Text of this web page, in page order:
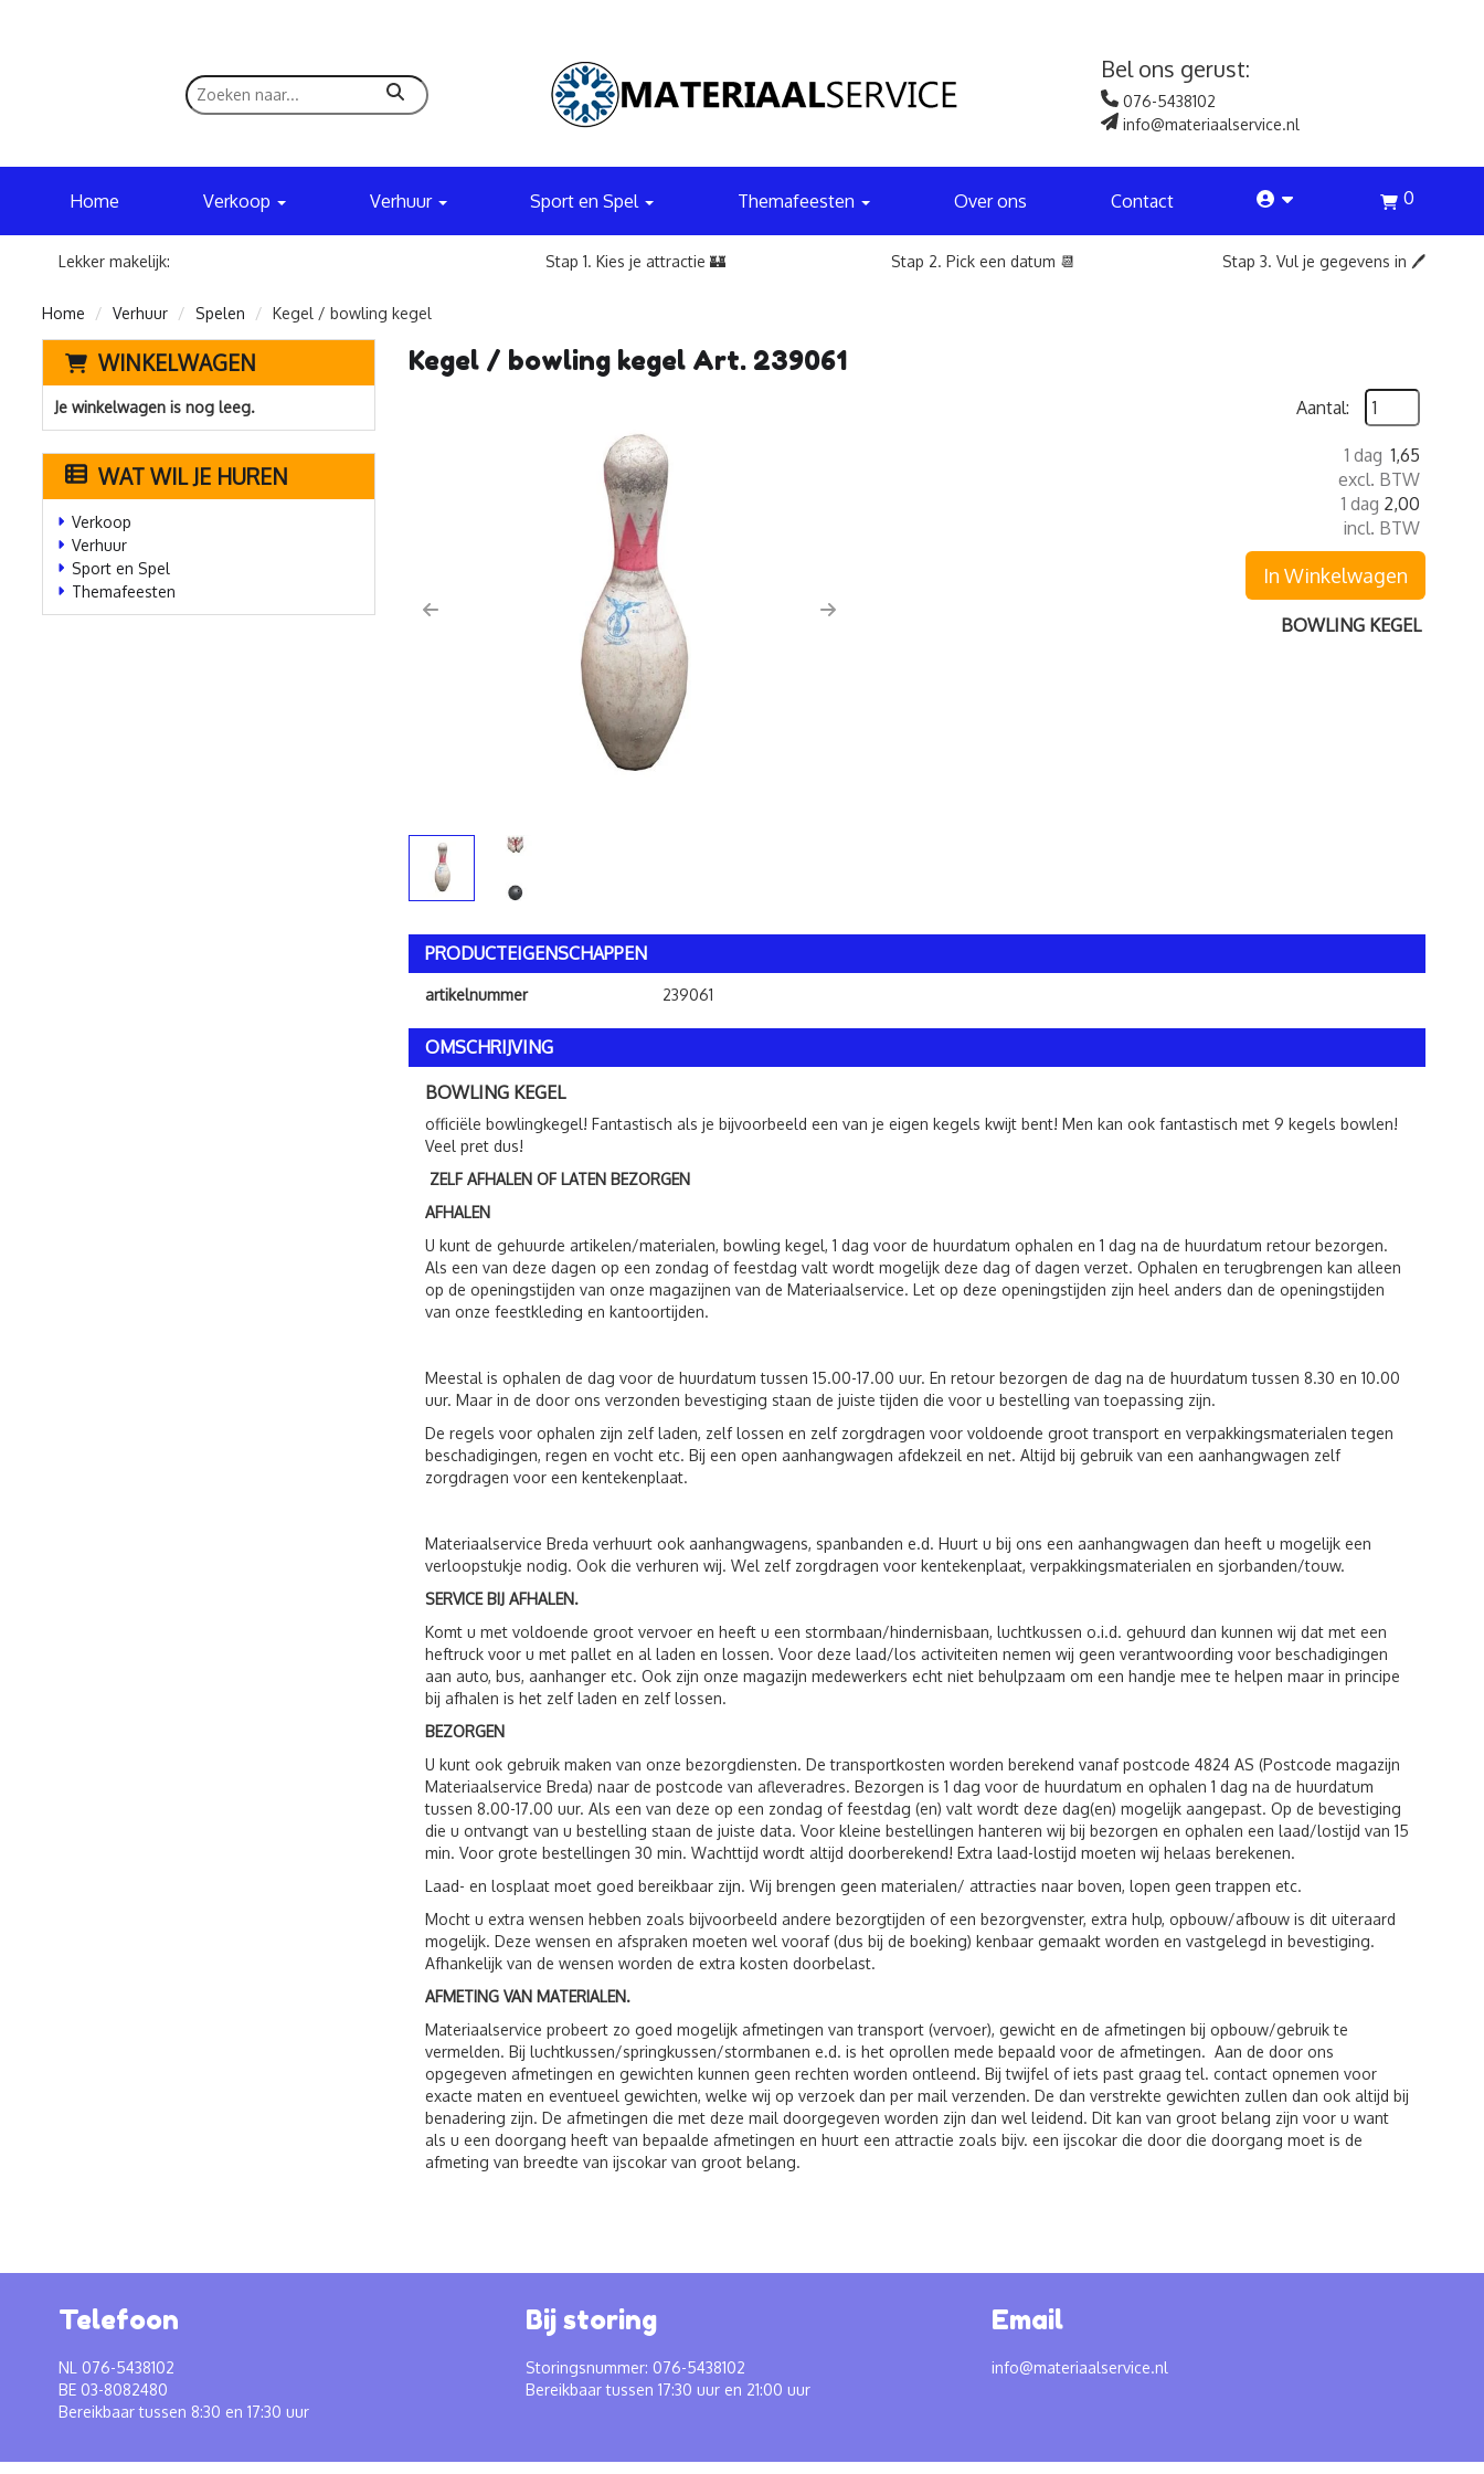
zoeken
Bel ons gerust:
076-5438102
info@materiaalservice.nl
Home Verkoop Verhuur Sport en Spel Themafeesten Over ons Contact account 0
Lekker makelijk: Stap 1. Kies je attractie 🏰 Stap 2. Pick een datum 📆 Stap 3. Vul je gegevens in 🖊️
Home Verhuur Spelen Kegel / bowling kegel
WINKELWAGEN
Je winkelwagen is nog leeg.
WAT WIL JE HUREN
Verkoop
Verhuur
Sport en Spel
Themafeesten
Kegel / bowling kegel Art. 239061
Previous Next
Aantal:
1 dag 1,65
excl. BTW
1 dag 2,00
incl. BTW
In Winkelwagen
BOWLING KEGEL
PRODUCTEIGENSCHAPPEN
artikelnummer 239061
OMSCHRIJVING
BOWLING KEGEL
officiële bowlingkegel! Fantastisch als je bijvoorbeeld een van je eigen kegels kwijt bent! Men kan ook fantastisch met 9 kegels bowlen!
Veel pret dus!
ZELF AFHALEN OF LATEN BEZORGEN
AFHALEN
U kunt de gehuurde artikelen/materialen, bowling kegel, 1 dag voor de huurdatum ophalen en 1 dag na de huurdatum retour bezorgen.
Als een van deze dagen op een zondag of feestdag valt wordt mogelijk deze dag of dagen verzet. Ophalen en terugbrengen kan alleen
op de openingstijden van onze magazijnen van de Materiaalservice. Let op deze openingstijden zijn heel anders dan de openingstijden
van onze feestkleding en kantoortijden.
Meestal is ophalen de dag voor de huurdatum tussen 15.00-17.00 uur. En retour bezorgen de dag na de huurdatum tussen 8.30 en 10.00
uur. Maar in de door ons verzonden bevestiging staan de juiste tijden die voor u bestelling van toepassing zijn.
De regels voor ophalen zijn zelf laden, zelf lossen en zelf zorgdragen voor voldoende groot transport en verpakkingsmaterialen tegen
beschadigingen, regen en vocht etc. Bij een open aanhangwagen afdekzeil en net. Altijd bij gebruik van een aanhangwagen zelf
zorgdragen voor een kentekenplaat.
Materiaalservice Breda verhuurt ook aanhangwagens, spanbanden e.d. Huurt u bij ons een aanhangwagen dan heeft u mogelijk een
verloopstukje nodig. Ook die verhuren wij. Wel zelf zorgdragen voor kentekenplaat, verpakkingsmaterialen en sjorbanden/touw.
SERVICE BIJ AFHALEN.
Komt u met voldoende groot vervoer en heeft u een stormbaan/hindernisbaan, luchtkussen o.i.d. gehuurd dan kunnen wij dat met een
heftruck voor u met pallet en al laden en lossen. Voor deze laad/los activiteiten nemen wij geen verantwoording voor beschadigingen
aan auto, bus, aanhanger etc. Ook zijn onze magazijn medewerkers echt niet behulpzaam om een handje mee te helpen maar in principe
bij afhalen is het zelf laden en zelf lossen.
BEZORGEN
U kunt ook gebruik maken van onze bezorgdiensten. De transportkosten worden berekend vanaf postcode 4824 AS (Postcode magazijn
Materiaalservice Breda) naar de postcode van afleveradres. Bezorgen is 1 dag voor de huurdatum en ophalen 1 dag na de huurdatum
tussen 8.00-17.00 uur. Als een van deze op een zondag of feestdag (en) valt wordt deze dag(en) mogelijk aangepast. Op de bevestiging
die u ontvangt van u bestelling staan de juiste data. Voor kleine bestellingen hanteren wij bij bezorgen en ophalen een laad/lostijd van 15
min. Voor grote bestellingen 30 min. Wachttijd wordt altijd doorberekend! Extra laad-lostijd moeten wij helaas berekenen.
Laad- en losplaat moet goed bereikbaar zijn. Wij brengen geen materialen/ attracties naar boven, lopen geen trappen etc.
Mocht u extra wensen hebben zoals bijvoorbeeld andere bezorgtijden of een bezorgvenster, extra hulp, opbouw/afbouw is dit uiteraard
mogelijk. Deze wensen en afspraken moeten wel vooraf (dus bij de boeking) kenbaar gemaakt worden en vastgelegd in bevestiging.
Afhankelijk van de wensen worden de extra kosten doorbelast.
AFMETING VAN MATERIALEN.
Materiaalservice probeert zo goed mogelijk afmetingen van transport (vervoer), gewicht en de afmetingen bij opbouw/gebruik te
vermelden. Bij luchtkussen/springkussen/stormbanen e.d. is het oprollen mede bepaald voor de afmetingen. Aan de door ons
opgegeven afmetingen en gewichten kunnen geen rechten worden ontleend. Bij twijfel of iets past graag tel. contact opnemen voor
exacte maten en eventueel gewichten, welke wij op verzoek dan per mail verzenden. De dan verstrekte gewichten zullen dan ook altijd bij
benadering zijn. De afmetingen die met deze mail doorgegeven worden zijn dan wel leidend. Dit kan van groot belang zijn voor u want
als u een doorgang heeft van bepaalde afmetingen en huurt een attractie zoals bijv. een ijscokar die door die doorgang moet is de
afmeting van breedte van ijscokar van groot belang.
Telefoon
NL 076-5438102
BE 03-8082480
Bereikbaar tussen 8:30 en 17:30 uur
Bij storing
Storingsnummer: 076-5438102
Bereikbaar tussen 17:30 uur en 21:00 uur
Email
info@materiaalservice.nl